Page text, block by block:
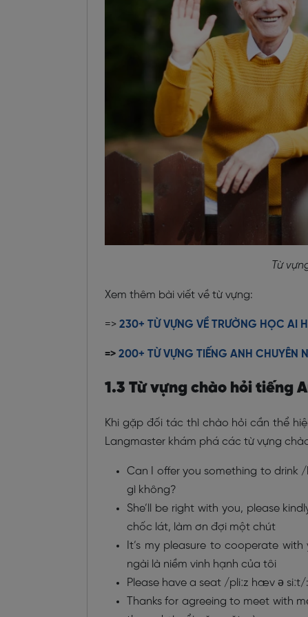
Từ
Xem thêm bài viết về từ vựng:
=> 230+ TỪ VỰNG VỀ TRƯỜNG HỌC AI
=> 200+ TỪ VỰNG TIẾNG ANH CHUYÊN
1.3 Từ vựng chào hỏi tiếng
Khi gặp đối tác thì chào hỏi cần thể
Langmaster khám phá các từ vựng
Can I offer you something to drink /
gì không?
She’ll be right with you, please
chốc lát, làm ơn đợi một chút
It’s my pleasure to cooperate with
ngài là niềm vinh hạnh của tôi
Please have a seat /pliːz hæv ə
Thanks for agreeing to meet with